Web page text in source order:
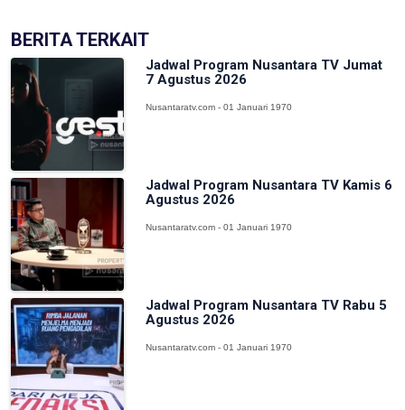
BERITA TERKAIT
Jadwal Program Nusantara TV Jumat
7 Agustus 2026
Nusantaratv.com - 01 Januari 1970
Jadwal Program Nusantara TV Kamis 6
Agustus 2026
Nusantaratv.com - 01 Januari 1970
Jadwal Program Nusantara TV Rabu 5
Agustus 2026
Nusantaratv.com - 01 Januari 1970